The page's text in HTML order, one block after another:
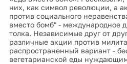
них, как символ революции, а
против социального
вместо бомб" - международное
толка. Независимые друг от
различные акции против
распространенный вариант -
вегетарианской еды